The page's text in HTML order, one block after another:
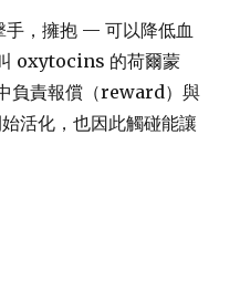
，擁抱 — 可以降低血
oxytocins 的荷爾蒙
負責報償（reward）與
活化，也因此觸碰能讓